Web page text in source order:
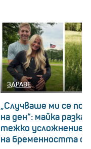
ЗДРАВЕ
„Случваше ми се по
на ден“: майка
тежко усложнение
на бременността си